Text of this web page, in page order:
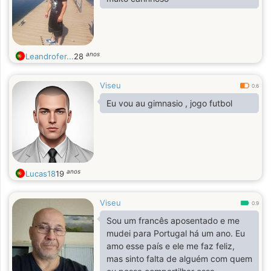
Leandrofer...28 anos
Viseu 0.6
Eu vou au gimnasio , jogo futbol
Lucas1819 anos
Viseu 0.9
Sou um francês aposentado e me
mudei para Portugal há um ano. Eu
amo esse país e ele me faz feliz,
mas sinto falta de alguém com quem